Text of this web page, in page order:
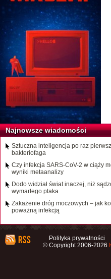
Najnowsze wiadomości
Sztuczna inteligencja po raz
bakteriofaga
Czy infekcja SARS-CoV-2 w ciąży
wyniki metaanalizy
Dodo widział świat inaczej, niż
wymarłego ptaka
Zakażenie dróg moczowych – jak
poważną infekcją
Polityka prywatności
© Copyright 2006-2026